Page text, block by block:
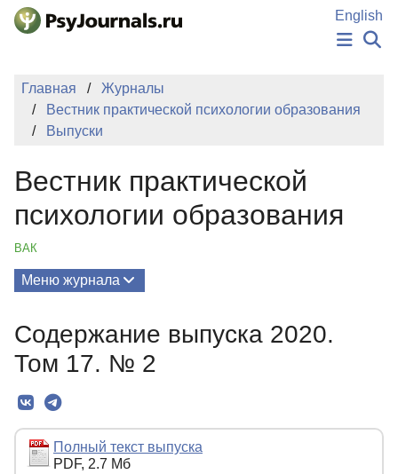
Перейти к основному содержанию
English
НОВОСТИ
ИЗДАНИЯ
КЛЮЧЕВЫЕ СЛОВА
Регистрация
Главная
Журналы
Вестник практической психологии образования
Выпуски
Вестник практической
психологии образования
ВАК
Меню журнала
О Журнале
Редколлегия
Редакционная политика
Содержание выпуска 2020.
Том 17. № 2
Полный текст выпуска
PDF, 2.7 Мб